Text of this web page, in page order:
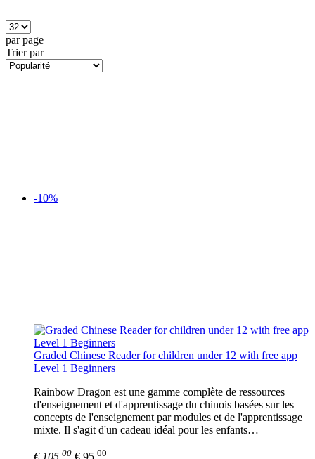
par page
Trier par
-10%
Graded Chinese Reader for children under 12 with free app
Level 1 Beginners
Rainbow Dragon est une gamme complète de ressources
d'enseignement et d'apprentissage du chinois basées sur les
concepts de l'enseignement par modules et de l'apprentissage
mixte. Il s'agit d'un cadeau idéal pour les enfants…
00
00